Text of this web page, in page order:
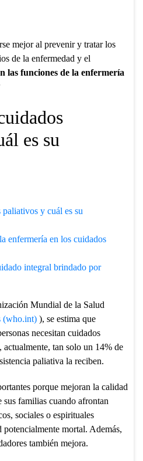
mejor al prevenir y tratar los
de la enfermedad y el
las funciones de la enfermería
es su
y cuál es su
enfermería en los cuidados
integral brindado por
Mundial de la Salud
(who.int)), se estima que
necesitan cuidados
tan solo un 14% de
paliativa la reciben.
porque mejoran la calidad
sus familias cuando afrontan
sociales o espirituales
potencialmente mortal. Además,
también mejora.